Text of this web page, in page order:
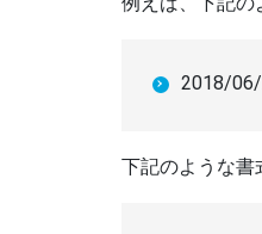
2018/
下記のような書